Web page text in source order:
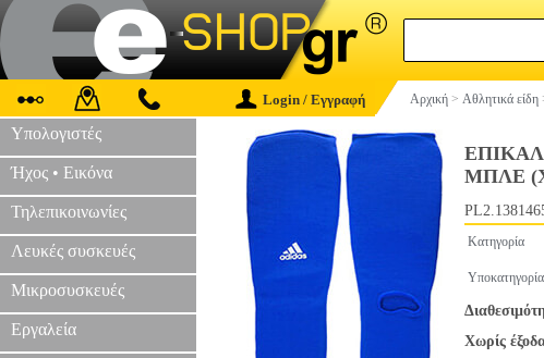
Login / Εγγραφή Αρχική > Αθλητικά είδη
Υπολογιστές
Ήχος • Εικόνα
Τηλεπικοινωνίες
Λευκές συσκευές
Μικροσυσκευές
Εργαλεία
ΜΠΛΕ
Κατηγορία
Υποκατηγορία
Χωρίς